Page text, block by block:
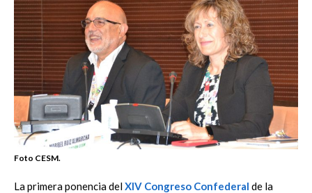
Foto CESM.
La primera ponencia delXIV Congreso Confederal de la